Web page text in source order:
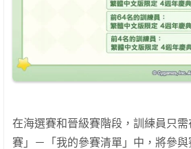
在海選賽和晉級賽階段，訓練員只
賽」－「我的參賽清單」中，將參